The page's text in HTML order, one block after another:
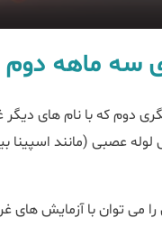
سه ماهه
دوم که با نام های دیگر
را می توان با آزمایش